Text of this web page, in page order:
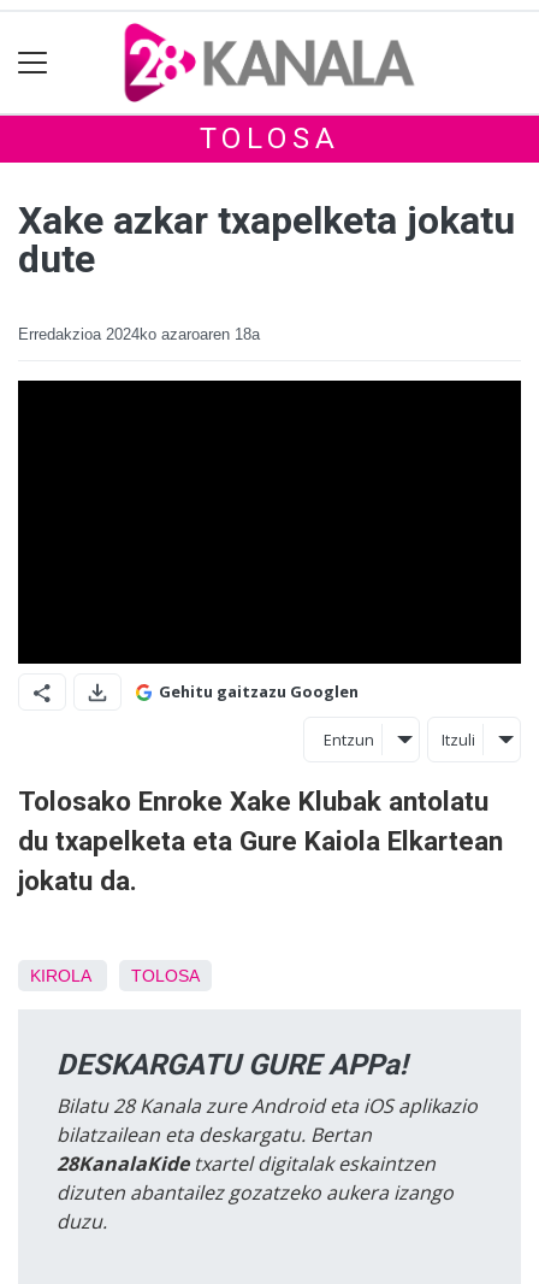
TOLOSA
Xake azkar txapelketa jokatu
dute
Erredakzioa 2024ko azaroaren 18a
Gehitu gaitzazu Googlen
Entzun Itzuli
Tolosako Enroke Xake Klubak antolatu
du txapelketa eta Gure Kaiola Elkartean
jokatu da.
KIROLA TOLOSA
DESKARGATU GURE APPa!
Bilatu 28 Kanala zure Android eta iOS aplikazio
bilatzailean eta deskargatu. Bertan
28KanalaKidetxartel digitalak eskaintzen
dizuten abantailez gozatzeko aukera izango
duzu.